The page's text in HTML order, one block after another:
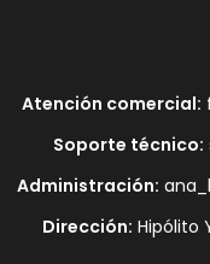
Atención comercial:
Soporte técnico:
Administración:
Dirección: Hipólito